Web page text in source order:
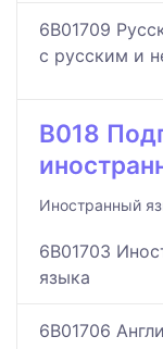
6B01709
с русским и
B018
Иностранный
6B01703
языка
6B01706